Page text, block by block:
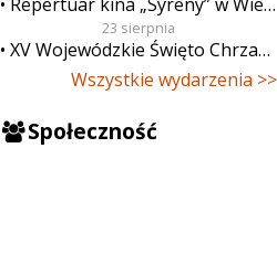
23 sierpnia
XV Wojewódzkie Święto Chrzanu
Wszystkie wydarzenia >>
Społeczność